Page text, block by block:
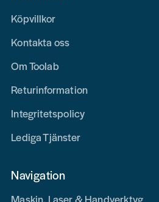
Köpvillkor
Kontakta oss
Om Toolab
Returinformation
Integritetspolicy
Lediga Tjänster
Navigation
Maskin, Laser & Handverktyg